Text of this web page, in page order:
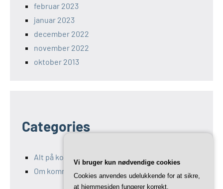
februar 2023
januar 2023
december 2022
november 2022
oktober 2013
Categories
Alt på kommunikation-11.dk
Om kommunikation og Marketing
Vi bruger kun nødvendige cookies
Cookies anvendes udelukkende for at sikre,
at hjemmesiden fungerer korrekt.